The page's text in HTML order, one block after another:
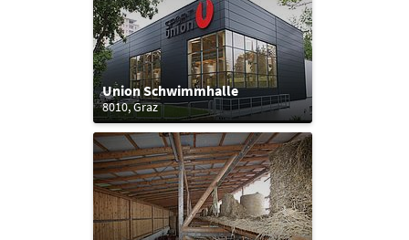
Union Schwimmhalle
8010, Graz